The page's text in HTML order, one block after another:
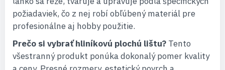
požiadaviek, čo z nej robí obľúbený materiál pre
profesionálne aj hobby použitie.
Prečo si vybrať hliníkovú plochú lištu? Tento
všestranný produkt ponúka dokonalý pomer kvality